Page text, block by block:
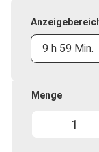
9 h 59 Min.
Menge